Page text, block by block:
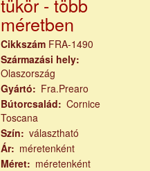
méretben
Cikkszám FRA-1490
Származási hely
Olaszország
Gyártó
Fra.Prearo
Bútorcsalád
Cornice
Toscana
Szín
választható
Ár
méretenként
Méret
méretenként